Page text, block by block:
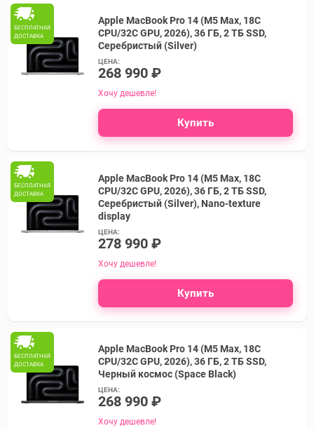
БЕСПЛАТНАЯ
ДОСТАВКА
Apple MacBook Pro 14 (M5 Max, 18C
CPU/32C GPU, 2026), 36 ГБ, 2 ТБ SSD,
Серебристый (Silver)
ЦЕНА:
268 990 ₽
Хочу дешевле!
Купить
БЕСПЛАТНАЯ
ДОСТАВКА
Apple MacBook Pro 14 (M5 Max, 18C
CPU/32C GPU, 2026), 36 ГБ, 2 ТБ SSD,
Серебристый (Silver), Nano-texture
display
ЦЕНА:
278 990 ₽
Хочу дешевле!
Купить
БЕСПЛАТНАЯ
ДОСТАВКА
Apple MacBook Pro 14 (M5 Max, 18C
CPU/32C GPU, 2026), 36 ГБ, 2 ТБ SSD,
Черный космос (Space Black)
ЦЕНА:
268 990 ₽
Хочу дешевле!